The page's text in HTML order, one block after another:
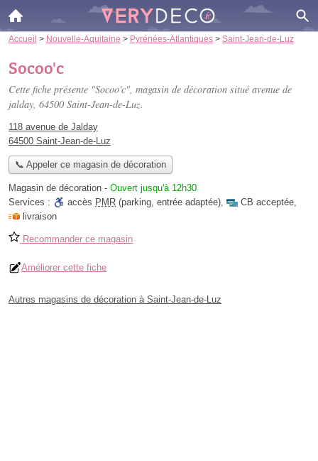
Accueil > Nouvelle-Aquitaine > Pyrénées-Atlantiques > Saint-Jean-de-Luz
Socoo'c
Cette fiche présente "Socoo'c", magasin de décoration situé avenue de
jalday, 64500 Saint-Jean-de-Luz.
118 avenue de Jalday
64500 Saint-Jean-de-Luz
📞 Appeler ce magasin de décoration
Magasin de décoration - Ouvert jusqu'à 12h30
Services :
accès PMR (parking, entrée adaptée), CB acceptée,
livraison
Recommander ce magasin
Améliorer cette fiche
Autres magasins de décoration à Saint-Jean-de-Luz